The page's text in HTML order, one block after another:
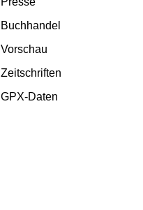
Buchhandel
Vorschau
Zeitschriften
GPX-Daten